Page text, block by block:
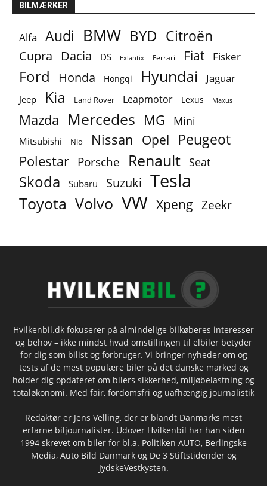
BILMÆRKER
Alfa Audi BMW BYD Citroën
Cupra Dacia DS Exlantix Ferrari Fiat Fisker
Ford Honda Hongqi Hyundai Jaguar
Jeep Kia Land Rover Leapmotor Lexus Maxus
Mazda Mercedes MG Mini
Mitsubishi Nio Nissan Opel Peugeot
Polestar Porsche Renault Seat
Skoda Subaru Suzuki Tesla
Toyota Volvo VW Xpeng Zeekr
Hvilkenbil.dk fokuserer på almindelige bilkøberes interesser
og behov – ikke mindst hvad omstillingen til elbiler betyder
for dig som bilist og forbruger. Vi bringer nyheder om og
tests af de mest populære biler på det danske marked og
holder dig opdateret om bilers sikkerhed, miljøbelastning og
totaløkonomi. Med fair, fordomsfri og uafhængig journalistik
Redaktør er Jens Velling, der er blandt Danmarks mest
erfarne biljournalister. Udover Hvilkenbil har han siden
1994 skrevet om biler for bl.a. Politiken AUTO, Berlingske
Media, Auto Bild Danmark og De 3 Stiftstidender og
JydskeVestkysten.